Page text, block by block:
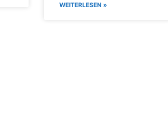
WEITERLESEN »